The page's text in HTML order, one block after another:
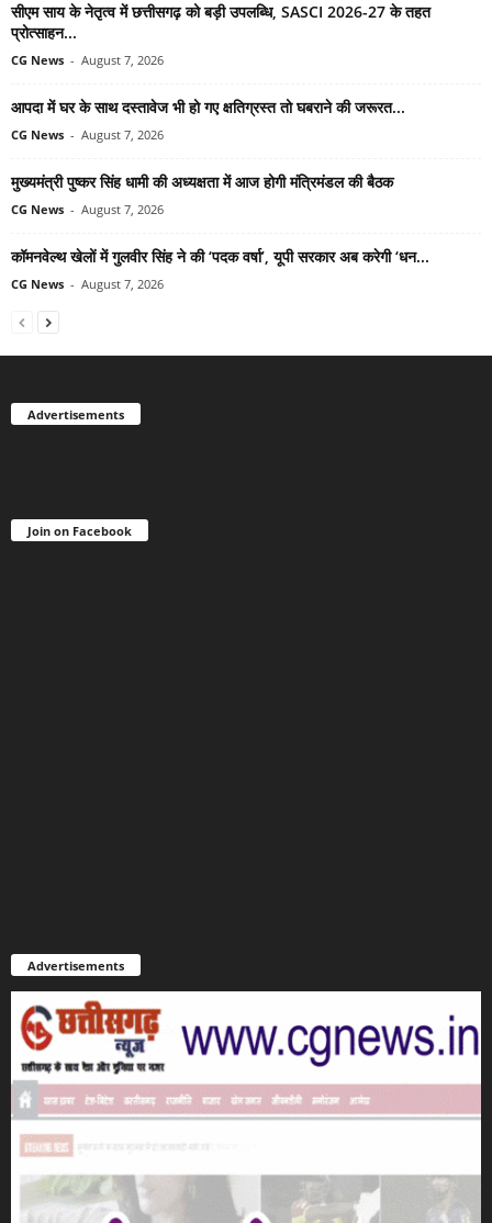
सीएम साय के नेतृत्व में छत्तीसगढ़ को बड़ी उपलब्धि, SASCI 2026-27 के तहत
प्रोत्साहन...
CG News - August 7, 2026
आपदा में घर के साथ दस्तावेज भी हो गए क्षतिग्रस्त तो घबराने की जरूरत...
CG News - August 7, 2026
मुख्यमंत्री पुष्कर सिंह धामी की अध्यक्षता में आज होगी मंत्रिमंडल की बैठक
CG News - August 7, 2026
कॉमनवेल्थ खेलों में गुलवीर सिंह ने की ‘पदक वर्षा’, यूपी सरकार अब करेगी ‘धन...
CG News - August 7, 2026
Advertisements
Join on Facebook
Advertisements